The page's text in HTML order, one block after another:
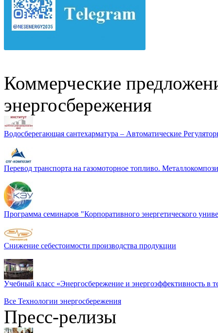
Коммерческие
энергосбережения
Водосберегающая сантехарматура – Автоматические
Перевод транспорта на газомоторное топливо.
Программа семинаров "Корпоративного энергетического
Снижение себестоимости производства продукции
Учебный класс «Энергосбережение и энергоэффективность в
Все Технологии энергосбережения
Пресс-релизы